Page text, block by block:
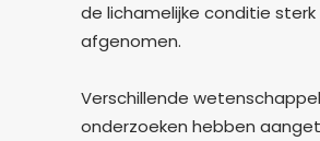
de lichamelijke conditie sterk
afgenomen.
Verschillende
onderzoeken hebben